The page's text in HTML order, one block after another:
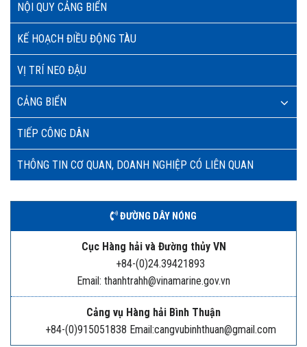
NỘI QUY CẢNG BIỂN
KẾ HOẠCH ĐIỀU ĐỘNG TÀU
VỊ TRÍ NEO ĐẬU
CẢNG BIỂN
TIẾP CÔNG DÂN
THÔNG TIN CƠ QUAN, DOANH NGHIỆP CÓ LIÊN QUAN
ĐƯỜNG DÂY NÓNG
Cục Hàng hải và Đường thủy VN
+84-(0)24.39421893
Email: thanhtrahh@vinamarine.gov.vn
Cảng vụ Hàng hải Bình Thuận
+84-(0)915051838 Email:cangvubinhthuan@gmail.com